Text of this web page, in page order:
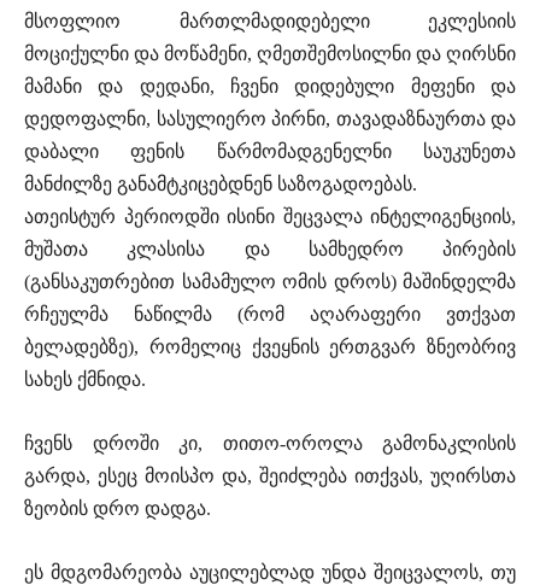
მსოფლიო მართლმადიდებელი ეკლესიის
მოციქულნი და მოწამენი, ღმეთშემოსილნი და ღირსნი
მამანი და დედანი, ჩვენი დიდებული მეფენი და
დედოფალნი, სასულიერო პირნი, თავადაზნაურთა და
დაბალი ფენის წარმომადგენელნი საუკუნეთა
მანძილზე განამტკიცებდნენ საზოგადოებას.
ათეისტურ პერიოდში ისინი შეცვალა ინტელიგენციის,
მუშათა კლასისა და სამხედრო პირების
(განსაკუთრებით სამამულო ომის დროს) მაშინდელმა
რჩეულმა ნაწილმა (რომ აღარაფერი ვთქვათ
ბელადებზე), რომელიც ქვეყნის ერთგვარ ზნეობრივ
სახეს ქმნიდა.
ჩვენს დროში კი, თითო-ოროლა გამონაკლისის
გარდა, ესეც მოისპო და, შეიძლება ითქვას, უღირსთა
ზეობის დრო დადგა.
ეს მდგომარეობა აუცილებლად უნდა შეიცვალოს, თუ